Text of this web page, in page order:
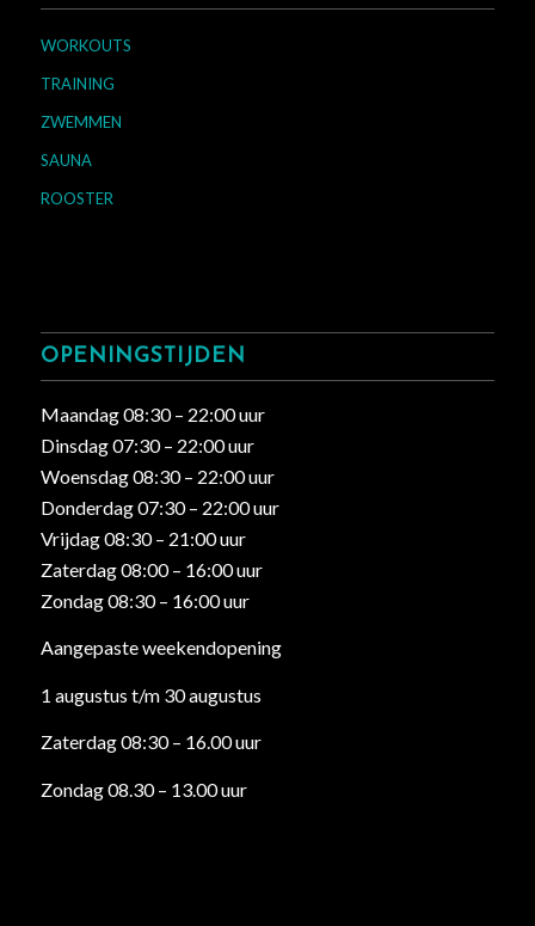
WORKOUTS
TRAINING
ZWEMMEN
SAUNA
ROOSTER
OPENINGSTIJDEN
Maandag 08:30 – 22:00 uur
Dinsdag 07:30 – 22:00 uur
Woensdag 08:30 – 22:00 uur
Donderdag 07:30 – 22:00 uur
Vrijdag 08:30 – 21:00 uur
Zaterdag 08:00 – 16:00 uur
Zondag 08:30 – 16:00 uur
Aangepaste weekendopening
1 augustus t/m 30 augustus
Zaterdag 08:30 – 16.00 uur
Zondag 08.30 – 13.00 uur